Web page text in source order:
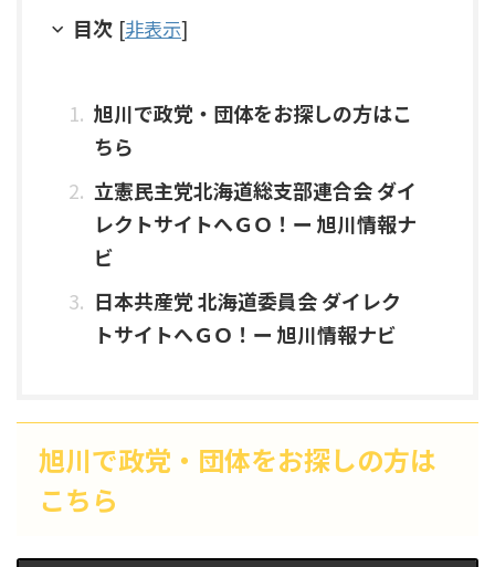
目次 [非表示]
旭川で政党・団体をお探しの方はこ
ちら
立憲民主党北海道総支部連合会 ダイ
レクトサイトへＧＯ！ー 旭川情報ナ
ビ
日本共産党 北海道委員会 ダイレク
トサイトへＧＯ！ー 旭川情報ナビ
旭川で政党・団体をお探しの方は
こちら